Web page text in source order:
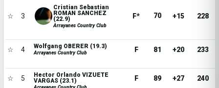
☆ 3
Cristian Sebastian
ROMAN SANCHEZ
(22.9)
Arrayanes Country Club
F* 70 +15 228
☆ 4 Wolfgang OBERER (19.3)
Arrayanes Country Club F 81 +20 233
☆ 5
Hector Orlando VIZUETE
VARGAS (23.1)
F 89 +27 240